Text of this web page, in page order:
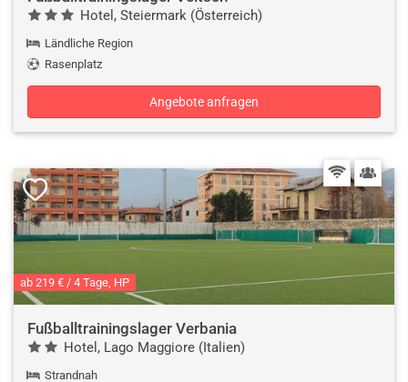
Hotel, Steiermark (Österreich)
Ländliche Region
Rasenplatz
Angebote anfragen
ab 219 € / 4 Tage, HP
Fußballtrainingslager Verbania
Hotel, Lago Maggiore (Italien)
Strandnah